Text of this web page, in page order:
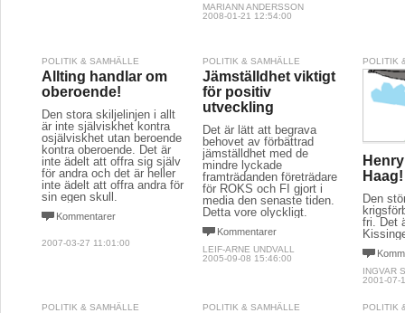
MARIANN ANDERSSON
2008-01-21 12:54:00
POLITIK & SAMHÄLLE
Allting handlar om
oberoende!
Den stora skiljelinjen i allt
är inte själviskhet kontra
osjälviskhet utan beroende
kontra oberoende. Det är
inte ädelt att offra sig själv
för andra och det är heller
inte ädelt att offra andra för
sin egen skull.
Kommentarer
2007-03-27 11:01:00
POLITIK & SAMHÄLLE
Jämställdhet viktigt
för positiv
utveckling
Det är lätt att begrava
behovet av förbättrad
jämställdhet med de
mindre lyckade
framträdanden företrädare
för ROKS och FI gjort i
media den senaste tiden.
Detta vore olyckligt.
Kommentarer
LEIF-ARNE UNDVALL
2005-09-08 15:46:00
POLITIK
Haag!
Den
fri. Det
INGVAR
2001-07-
POLITIK & SAMHÄLLE POLITIK & SAMHÄLLE POLITIK